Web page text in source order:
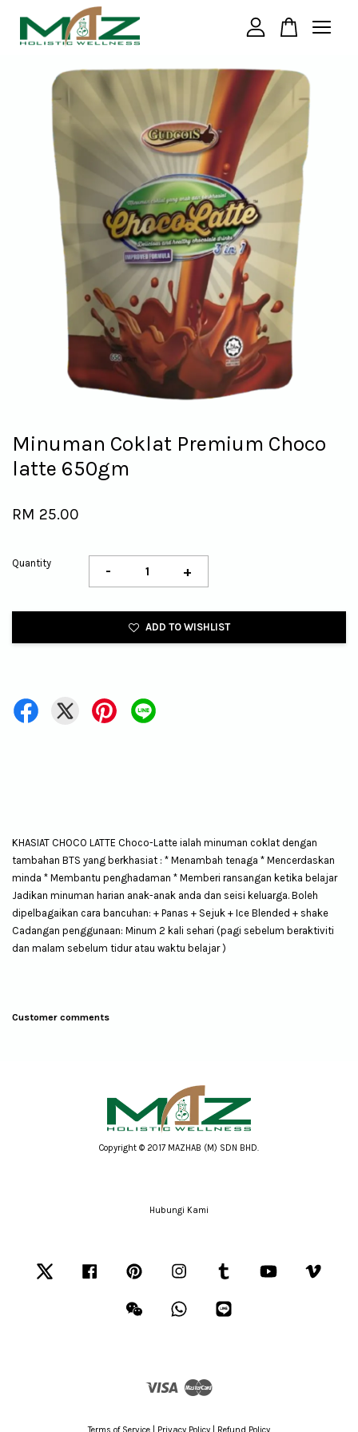
Minuman Coklat Premium Choco
latte 650gm
RM 25.00
Quantity - +
ADD TO WISHLIST
KHASIAT CHOCO LATTE Choco-Latte ialah minuman coklat dengan
tambahan BTS yang berkhasiat : * Menambah tenaga * Mencerdaskan
minda * Membantu penghadaman * Memberi ransangan ketika belajar
Jadikan minuman harian anak-anak anda dan seisi keluarga. Boleh
dipelbagaikan cara bancuhan: + Panas + Sejuk + Ice Blended + shake
Cadangan penggunaan: Minum 2 kali sehari (pagi sebelum beraktiviti
dan malam sebelum tidur atau waktu belajar )
Customer comments
Copyright © 2017 MAZHAB (M) SDN BHD.
Hubungi Kami
Facebook Pinterest Instagram Tumblr YouTube
Wechat Whatsapp
Visa
Your cart is currently empty.
CONTINUE SHOPPING